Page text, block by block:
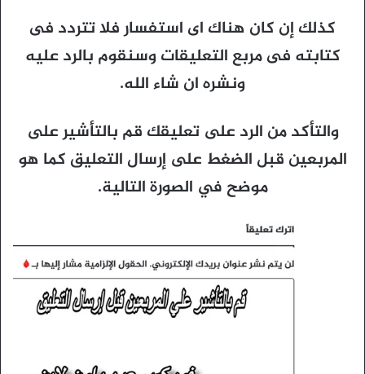
كذلك إن كان هناك اى استفسار فلا تتردد فى
كتابته فى مربع التعليقات وسنقوم بالرد عليه
ونشره ان شاء الله.
والتأكد من الرد على تعليقك قم بالتأشير على
المربعين قبل الضغط على إرسال التعليق كما هو
موضح في الصورة التالية.